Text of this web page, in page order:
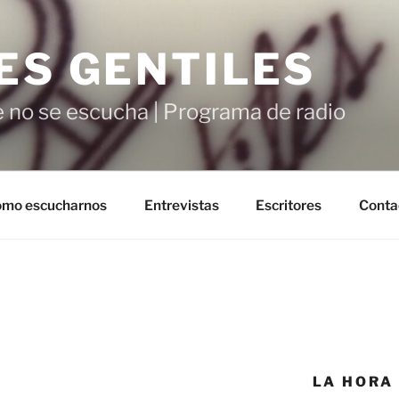
GENTILES
se escucha | Programa de radio
escucharnos Entrevistas Escritores
LA HORA